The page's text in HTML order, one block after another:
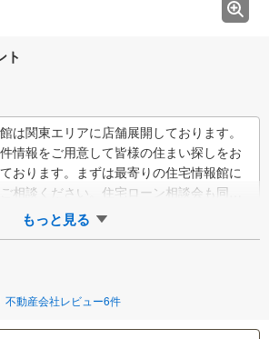
ト
は関東エリアに店舗展開しております。
情報をご用意して皆様の住まい探しをお
おります。まずは最寄りの住宅情報館に
相談ください。住宅ローン相談会も同時
理のない住宅ローンの試算やご購入の際
もっと見る
不動産会社レビュー6件